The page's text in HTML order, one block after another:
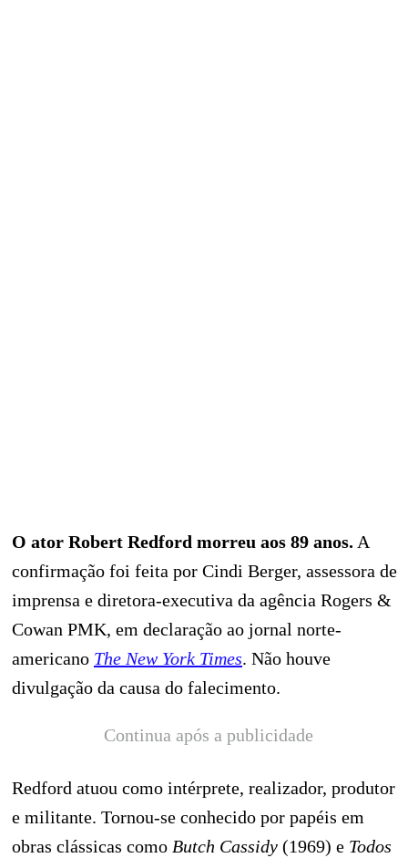
O ator Robert Redford morreu aos 89 anos. A
confirmação foi feita por Cindi Berger, assessora de
imprensa e diretora-executiva da agência Rogers &
Cowan PMK, em declaração ao jornal norte-
americano The New York Times. Não houve
divulgação da causa do falecimento.
Continua após a publicidade
Redford atuou como intérprete, realizador, produtor
e militante. Tornou‑se conhecido por papéis em
obras clássicas como Butch Cassidy (1969) e Todos